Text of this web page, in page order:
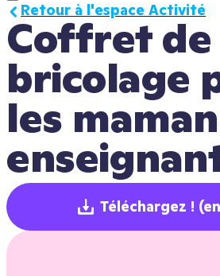
Coffret de
bricolage
les
Retour à l'espace Activité
Téléchargez !